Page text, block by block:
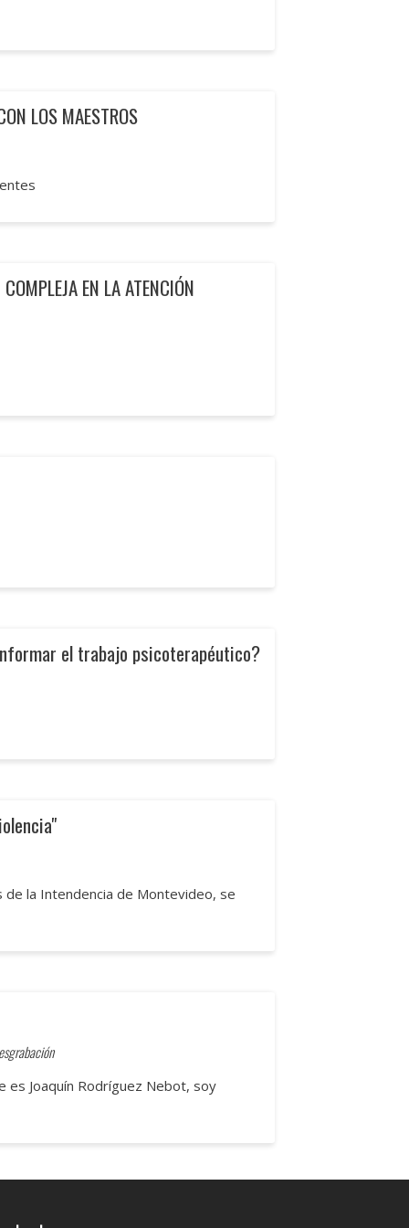
LOS MAESTROS
EN LA ATENCIÓN
el trabajo psicoterapéutico?
de la Intendencia de Montevideo, se
es Joaquín Rodríguez Nebot, soy